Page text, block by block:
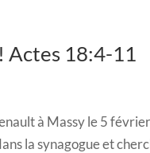
Actes 18:4-11
à Massy le 5
la synagogue et